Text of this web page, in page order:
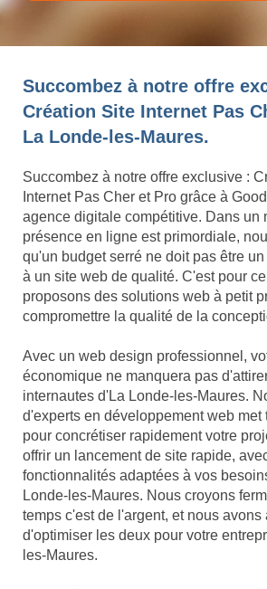
Succombez à notre offre
Création Site Internet Pas
La Londe-les-Maures.
Succombez à notre offre exclusive :
Internet Pas Cher et Pro grâce à
agence digitale compétitive. Dans un
présence en ligne est primordiale,
qu'un budget serré ne doit pas être
à un site web de qualité. C'est pour
proposons des solutions web à petit
compromettre la qualité de la
Avec un web design professionnel,
économique ne manquera pas
internautes d'La Londe-les-Maures.
d'experts en développement web
pour concrétiser rapidement votre
offrir un lancement de site rapide,
fonctionnalités adaptées à vos
Londe-les-Maures. Nous croyons
temps c'est de l'argent, et nous
d'optimiser les deux pour votre
les-Maures.